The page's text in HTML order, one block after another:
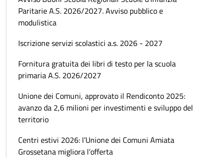
Paritarie A.S. 2026/2027. Avviso pubblico e
modulistica
Iscrizione servizi scolastici a.s. 2026 - 2027
Fornitura gratuita dei libri di testo per la scuola
primaria A.S. 2026/2027
Unione dei Comuni, approvato il Rendiconto 2025:
avanzo da 2,6 milioni per investimenti e sviluppo del
territorio
Centri estivi 2026: l’Unione dei Comuni Amiata
Grossetana migliora l’offerta